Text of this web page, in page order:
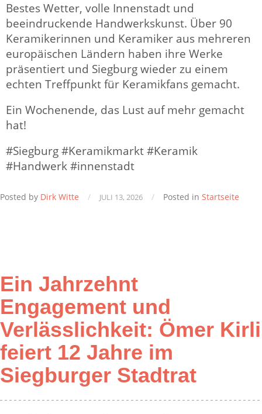
Bestes Wetter, volle Innenstadt und
beeindruckende Handwerkskunst. Über 90
Keramikerinnen und Keramiker aus mehreren
europäischen Ländern haben ihre Werke
präsentiert und Siegburg wieder zu einem
echten Treffpunkt für Keramikfans gemacht.
Ein Wochenende, das Lust auf mehr gemacht
hat!
#Siegburg #Keramikmarkt #Keramik
#Handwerk #innenstadt
Posted by Dirk Witte / JULI 13, 2026 / Posted in Startseite
Ein Jahrzehnt
Engagement und
Verlässlichkeit: Ömer Kirli
feiert 12 Jahre im
Siegburger Stadtrat